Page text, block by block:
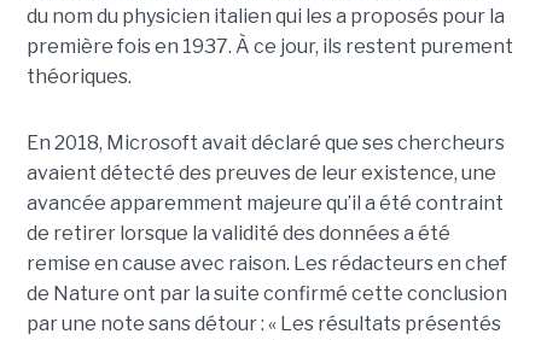
du nom du physicien italien qui les a proposés pour la
première fois en 1937. À ce jour, ils restent purement
théoriques.
En 2018, Microsoft avait déclaré que ses chercheurs
avaient détecté des preuves de leur existence, une
avancée apparemment majeure qu’il a été contraint
de retirer lorsque la validité des données a été
remise en cause avec raison. Les rédacteurs en chef
de Nature ont par la suite confirmé cette conclusion
par une note sans détour : « Les résultats présentés